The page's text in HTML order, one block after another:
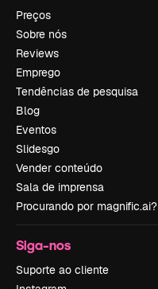
Preços
Sobre nós
Reviews
Emprego
Tendências de pesquisa
Blog
Eventos
Slidesgo
Vender conteúdo
Sala de imprensa
Procurando por magnific.ai?
Siga-nos
Suporte ao cliente